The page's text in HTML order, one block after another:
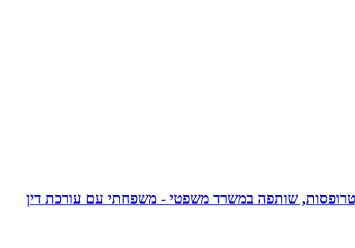
שותפה במשרד משפטי - משפחתי עם עורכת דין